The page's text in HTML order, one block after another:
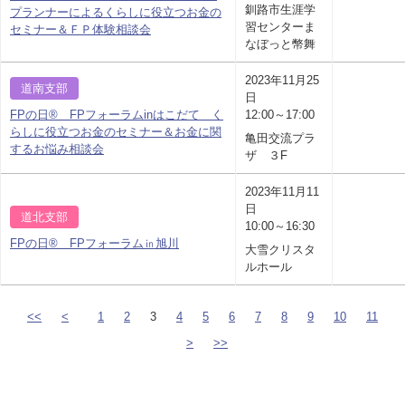
プランナーによるくらしに役立つお金の
セミナー＆ＦＰ体験相談会
釧路市生涯学
習センターま
なぼっと幣舞
道南支部
FPの日® FPフォーラムinはこだて く
らしに役立つお金のセミナー＆お金に関
するお悩み相談会
2023年11月25
日
12:00～17:00
亀田交流プラ
ザ ３F
道北支部
FPの日® FPフォーラム㏌旭川
2023年11月11
日
10:00～16:30
大雪クリスタ
ルホール
<< < 1 2 3 4 5 6 7 8 9 10
11
>
>>